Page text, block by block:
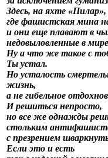
Здесь, на яхте
где фашистская мина
и они еще плавают в
недовыловленные в
Ну а что же такое с
Ты устал.
Но усталость
жизнь,
а не гибельное
И решиться непросто,
но все же однажды
стольким
с презрением
Если это и есть